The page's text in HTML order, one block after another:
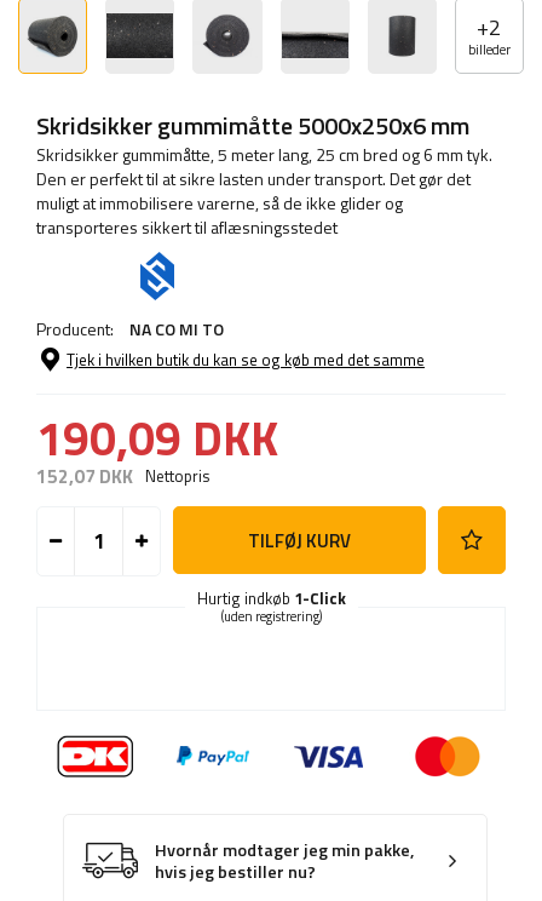
+2
billeder
Skridsikker gummimåtte 5000x250x6 mm
Skridsikker gummimåtte, 5 meter lang, 25 cm bred og 6 mm tyk.
Den er perfekt til at sikre lasten under transport. Det gør det
muligt at immobilisere varerne, så de ikke glider og
transporteres sikkert til aflæsningsstedet
Producent: NA CO MI TO
Tjek i hvilken butik du kan se og køb med det samme
190,09 DKK
152,07 DKK Nettopris
TILFØJ KURV
Hurtig indkøb 1-Click
(uden registrering)
Hvornår modtager jeg min pakke,
hvis jeg bestiller nu?